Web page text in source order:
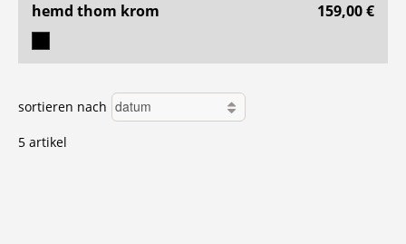
hemd thom krom 159,00 €
sortieren nach
5 artikel